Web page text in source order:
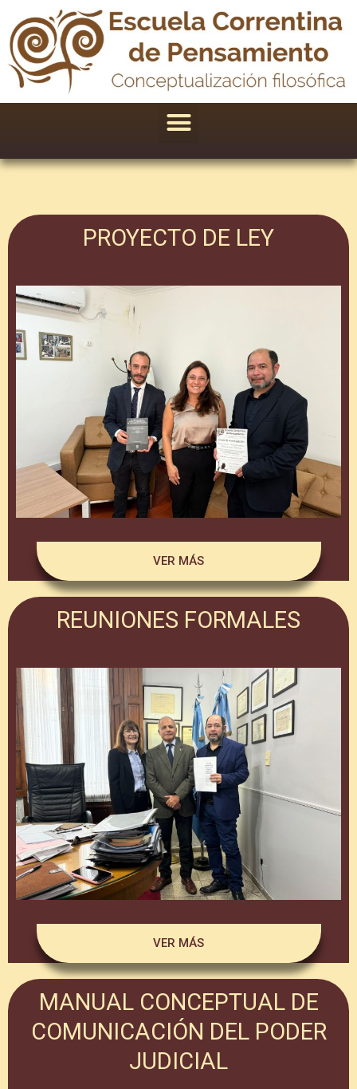
contenido
Menu
PROYECTO DE LEY
VER MÁS
REUNIONES FORMALES
VER MÁS
MANUAL CONCEPTUAL DE
COMUNICACIÓN DEL PODER
JUDICIAL